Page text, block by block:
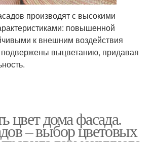
производят с высокими
повышенной
к внешним воздействия
выцветанию, придавая
цвет дома фасада.
– выбор цветовых